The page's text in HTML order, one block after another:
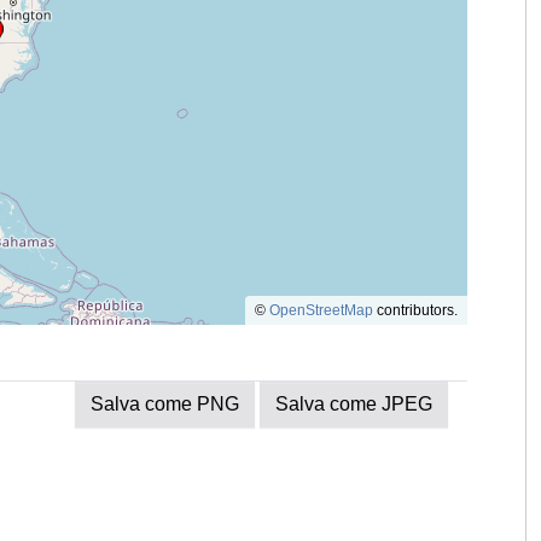
© OpenStreetMap contributors.
Salva come PNG Salva come JPEG